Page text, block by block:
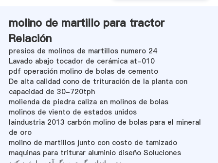
molino de martillo para tractor
Relación
presios de molinos de martillos numero 24
Lavado abajo tocador de cerámica at-010
pdf operación molino de bolas de cemento
De alta calidad cono de trituración de la planta con
capacidad de 30-720tph
molienda de piedra caliza en molinos de bolas
molinos de viento de estados unidos
laindustria 2013 carbón molino de bolas para el mineral
de oro
molino de martillos junto con costo de tamizado
maquinas para triturar aluminio diseño Soluciones